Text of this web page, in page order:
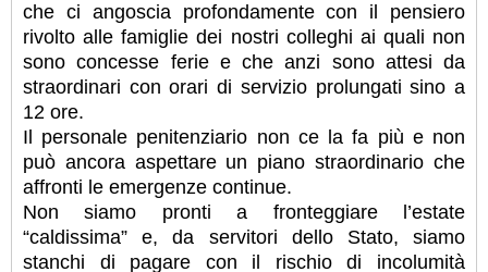
che ci angoscia profondamente con il pensiero
rivolto alle famiglie dei nostri colleghi ai quali non
sono concesse ferie e che anzi sono attesi da
straordinari con orari di servizio prolungati sino a
12 ore.
Il personale penitenziario non ce la fa più e non
può ancora aspettare un piano straordinario che
affronti le emergenze continue.
Non siamo pronti a fronteggiare l’estate
“caldissima” e, da servitori dello Stato, siamo
stanchi di pagare con il rischio di incolumità